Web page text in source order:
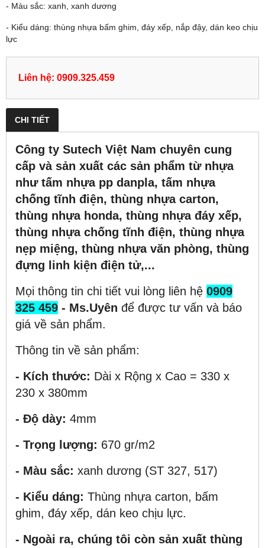
- Màu sắc: xanh, xanh dương
- Kiểu dáng: thùng nhựa bấm ghim, đáy xếp, nắp đậy, dán keo chịu
lực
Liên hệ: 0909.325.459
CHI TIẾT
Công ty Sutech Việt Nam chuyên cung
cấp và sản xuất các sản phẩm từ nhựa
như tấm nhựa pp danpla, tấm nhựa
chống tĩnh điện, thùng nhựa carton,
thùng nhựa honda, thùng nhựa đáy xếp,
thùng nhựa chống tĩnh điện, thùng nhựa
nẹp miệng, thùng nhựa văn phòng, thùng
đựng linh kiện điện tử,...
Mọi thông tin chi tiết vui lòng liên hệ 0909
325 459 - Ms.Uyên để được tư vấn và báo
giá về sản phẩm.
Thông tin về sản phẩm:
- Kích thước: Dài x Rộng x Cao = 330 x
230 x 380mm
- Độ dày: 4mm
- Trọng lượng: 670 gr/m2
- Màu sắc: xanh dương (ST 327, 517)
- Kiểu dáng: Thùng nhựa carton, bấm
ghim, đáy xếp, dán keo chịu lực.
- Ngoài ra, chúng tôi còn sản xuất thùng